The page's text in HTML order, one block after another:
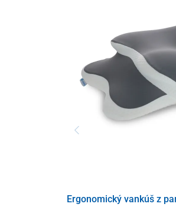
Ergonomický vankúš z